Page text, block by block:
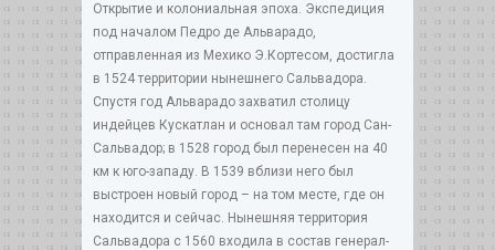
Открытие и колониальная эпоха. Экспедиция
под началом Педро де Альварадо,
отправленная из Мехико Э.Кортесом, достигла
в 1524 территории нынешнего Сальвадора.
Спустя год Альварадо захватил столицу
индейцев Кускатлан и основал там город Сан-
Сальвадор; в 1528 город был перенесен на 40
км к юго-западу. В 1539 вблизи него был
выстроен новый город – на том месте, где он
находится и сейчас. Нынешняя территория
Сальвадора с 1560 входила в состав генерал-